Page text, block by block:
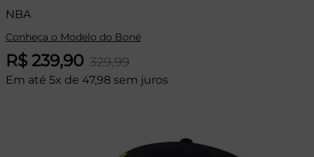
NBA
Conheça o Modelo do Boné
R$ 239,90 329,99
Em até 5x de 47,98 sem juros